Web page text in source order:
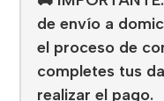
de envío a
el proceso de
completes tus
realizar el pago.